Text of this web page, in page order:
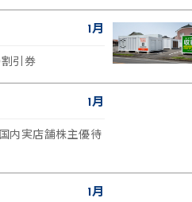
1月
割引券
1月
内実店舗株主優待
1月